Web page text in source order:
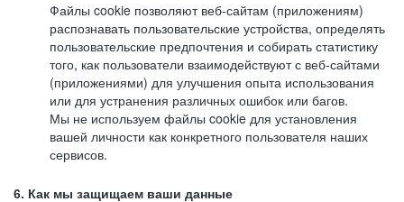
Файлы cookie позволяют веб-сайтам (приложениям)
распознавать пользовательские устройства, определять
пользовательские предпочтения и собирать статистику
того, как пользователи взаимодействуют с веб-сайтами
(приложениями) для улучшения опыта использования
или для устранения различных ошибок или багов.
Мы не используем файлы cookie для установления
вашей личности как конкретного пользователя наших
сервисов.
6. Как мы защищаем ваши данные